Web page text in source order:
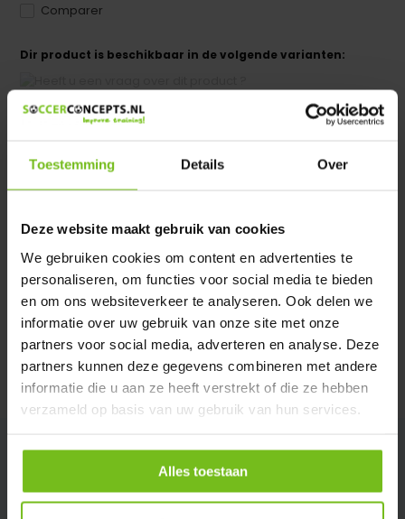
Toestemming Details Over
Deze website maakt gebruik van cookies
We gebruiken cookies om content en advertenties te
personaliseren, om functies voor social media te bieden
en om ons websiteverkeer te analyseren. Ook delen we
informatie over uw gebruik van onze site met onze
partners voor social media, adverteren en analyse. Deze
partners kunnen deze gegevens combineren met andere
informatie die u aan ze heeft verstrekt of die ze hebben
verzameld op basis van uw gebruik van hun services.
Alles toestaan
Comparer
Dir product is beschikbaar in de volgende varianten:
We helpen u graag met meer informatie
Spécifications
Évaluations
Partager